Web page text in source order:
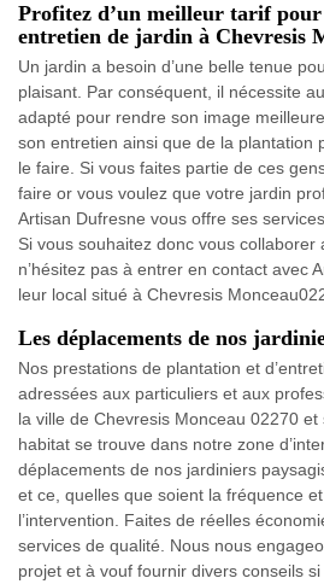
Profitez d’un meilleur tarif
entretien de jardin à Chevresis
Un jardin a besoin d’une belle tenue
plaisant. Par conséquent, il nécessite
adapté pour rendre son image
son entretien ainsi que de la plantation
le faire. Si vous faites partie de ces
faire or vous voulez que votre jardin
Artisan Dufresne vous offre ses
Si vous souhaitez donc vous collaborer
n’hésitez pas à entrer en contact avec
leur local situé à Chevresis
Les déplacements de nos
Nos prestations de plantation et
adressées aux particuliers et aux
la ville de Chevresis Monceau 02270
habitat se trouve dans notre zone
déplacements de nos jardiniers
et ce, quelles que soient la fréquence
l’intervention. Faites de réelles
services de qualité. Nous nous
projet et à vouf fournir divers conseils